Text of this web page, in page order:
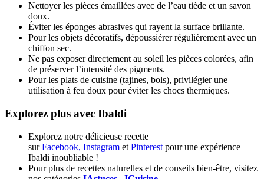
Nettoyer les pièces émaillées avec de l’eau tiède et un savon
doux.
Éviter les éponges abrasives qui rayent la surface brillante.
Pour les objets décoratifs, dépoussiérer régulièrement avec un
chiffon sec.
Ne pas exposer directement au soleil les pièces colorées, afin
de préserver l’intensité des pigments.
Pour les plats de cuisine (tajines, bols), privilégier une
utilisation à feu doux pour éviter les chocs thermiques.
Explorez plus avec Ibaldi
Explorez notre délicieuse recette
surFacebook, Instagram et Pinterest pour une expérience
Ibaldi inoubliable !
Pour plus de recettes naturelles et de conseils bien-être, visitez